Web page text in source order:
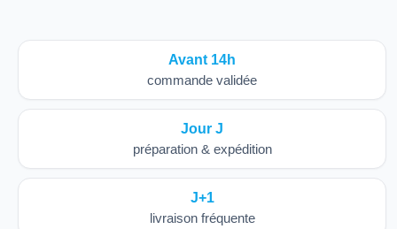
Avant 14h
commande validée
Jour J
préparation & expédition
J+1
livraison fréquente